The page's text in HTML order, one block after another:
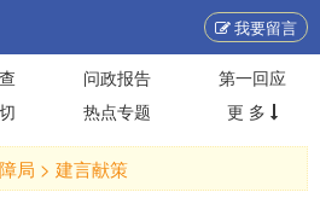
我要留言
问政报告
第一回应
热点专题 更 多
局 > 建言献策